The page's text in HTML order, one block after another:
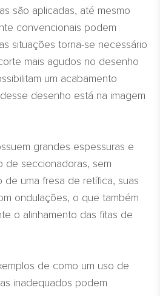
são aplicadas, até mesmo
convencionais podem
situações torna-se necessário
mais agudos no desenho
um acabamento
desenho está na imagem
grandes espessuras e
de seccionadoras, sem
de uma fresa de retífica, suas
ondulações, o que também
o alinhamento das fitas de
de como um uso de
inadequados podem